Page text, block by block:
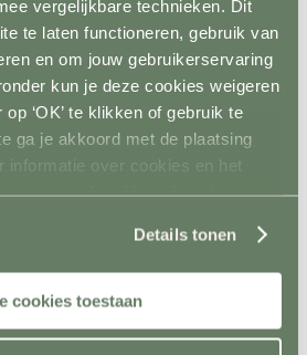
vergelijkbare technieken. Dit
te laten functioneren, gebruik van
en om jouw gebruikerservaring
kun je deze cookies weigeren
‘OK’ te klikken of gebruik te
ga je akkoord met de plaatsing
informatie over cookies en het
door Horsefriend
Details tonen
cookies toestaan